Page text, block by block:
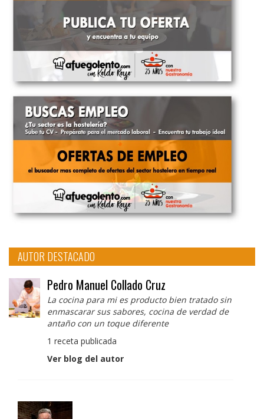
AUTOR DESTACADO
Pedro Manuel Collado Cruz
La cocina para mi es producto bien tratado sin
enmascarar sus sabores, cocina de verdad de
antaño con un toque diferente
1 receta publicada
Ver blog del autor